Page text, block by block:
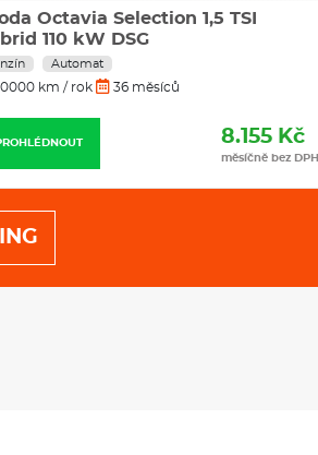
VÝBAVA:
Octavia Selection 1,5 TSI
110 kW DSG
Automat
km / rok 36 měsíců
8.155 Kč
měsíčně bez DPH